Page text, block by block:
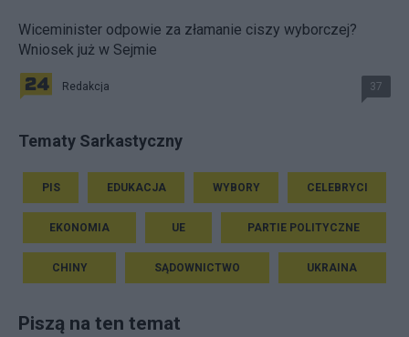
Wiceminister odpowie za złamanie ciszy wyborczej?
Wniosek już w Sejmie
Redakcja 37
Tematy Sarkastyczny
PIS EDUKACJA WYBORY CELEBRYCI
EKONOMIA UE PARTIE POLITYCZNE
CHINY SĄDOWNICTWO UKRAINA
Piszą na ten temat